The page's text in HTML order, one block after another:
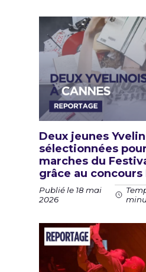
Deux jeunes
sélectionnées
marches du
grâce au concours
Publié le 18 mai
2026